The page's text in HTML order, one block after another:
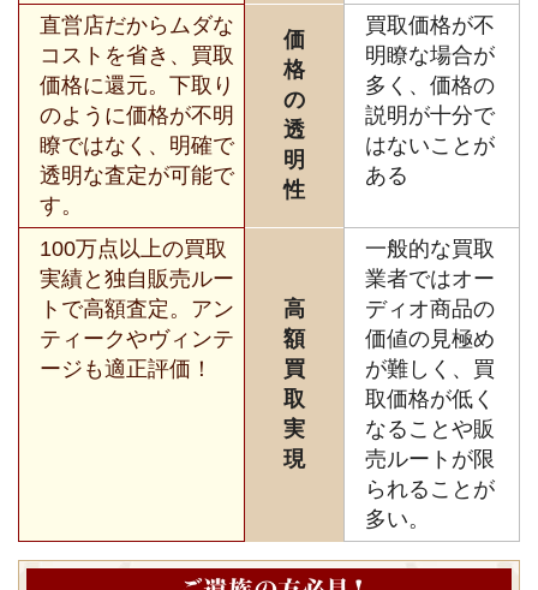
直営店だからムダな
コストを省き、買取
価格に還元。下取り
のように価格が不明
瞭ではなく、明確で
透明な査定が可能で
す。
価
格
の
透
明
性
買取価格が不
明瞭な場合が
多く、価格の
説明が十分で
はないことが
ある
100万点以上の買取
実績と独自販売ルー
トで高額査定。アン
ティークやヴィンテ
ージも適正評価！
高
額
買
取
実
現
一般的な買取
業者ではオー
ディオ商品の
価値の見極め
が難しく、買
取価格が低く
なることや販
売ルートが限
られることが
多い。